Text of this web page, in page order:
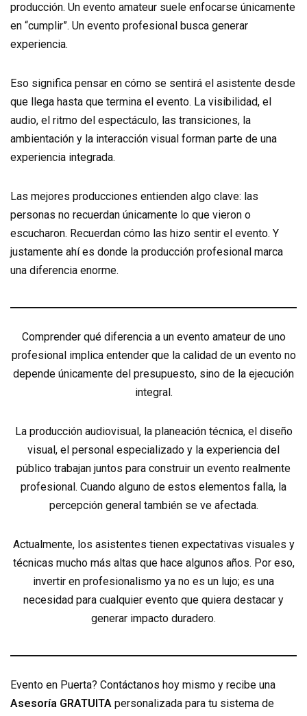
producción. Un evento amateur suele enfocarse únicamente
en “cumplir”. Un evento profesional busca generar
experiencia.
Eso significa pensar en cómo se sentirá el asistente desde
que llega hasta que termina el evento. La visibilidad, el
audio, el ritmo del espectáculo, las transiciones, la
ambientación y la interacción visual forman parte de una
experiencia integrada.
Las mejores producciones entienden algo clave: las
personas no recuerdan únicamente lo que vieron o
escucharon. Recuerdan cómo las hizo sentir el evento. Y
justamente ahí es donde la producción profesional marca
una diferencia enorme.
Comprender qué diferencia a un evento amateur de uno
profesional implica entender que la calidad de un evento no
depende únicamente del presupuesto, sino de la ejecución
integral.
La producción audiovisual, la planeación técnica, el diseño
visual, el personal especializado y la experiencia del
público trabajan juntos para construir un evento realmente
profesional. Cuando alguno de estos elementos falla, la
percepción general también se ve afectada.
Actualmente, los asistentes tienen expectativas visuales y
técnicas mucho más altas que hace algunos años. Por eso,
invertir en profesionalismo ya no es un lujo; es una
necesidad para cualquier evento que quiera destacar y
generar impacto duradero.
Evento en Puerta? Contáctanos hoy mismo y recibe una
Asesoría GRATUITA personalizada para tu sistema de